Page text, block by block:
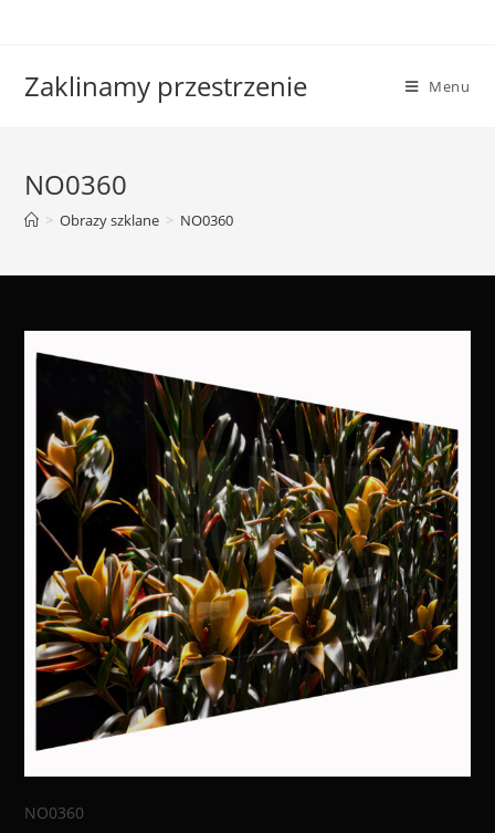
Zaklinamy przestrzenie Menu
NO0360
> Obrazy szklane > NO0360
NO0360